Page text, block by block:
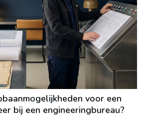
voor een
bij een engineeringbureau?